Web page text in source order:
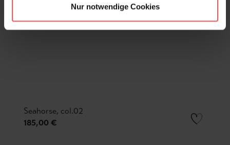
Nur notwendige Cookies
Seahorse, col.02
185,00 €